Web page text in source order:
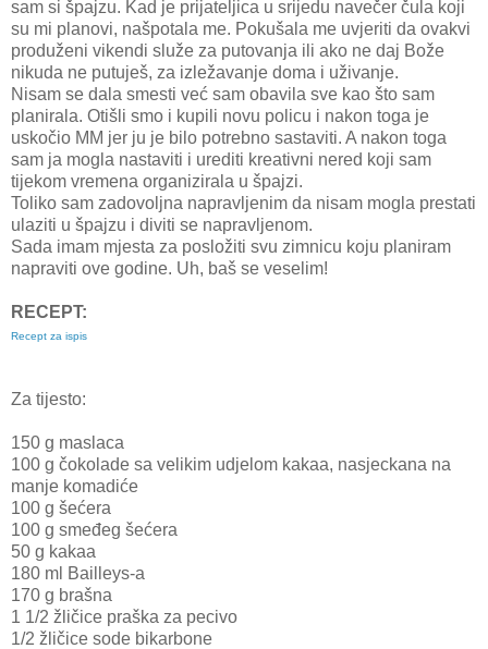
sam si špajzu. Kad je prijateljica u srijedu navečer čula koji
su mi planovi, našpotala me. Pokušala me uvjeriti da ovakvi
produženi vikendi služe za putovanja ili ako ne daj Bože
nikuda ne putuješ, za izležavanje doma i uživanje.
Nisam se dala smesti već sam obavila sve kao što sam
planirala. Otišli smo i kupili novu policu i nakon toga je
uskočio MM jer ju je bilo potrebno sastaviti. A nakon toga
sam ja mogla nastaviti i urediti kreativni nered koji sam
tijekom vremena organizirala u špajzi.
Toliko sam zadovoljna napravljenim da nisam mogla prestati
ulaziti u špajzu i diviti se napravljenom.
Sada imam mjesta za posložiti svu zimnicu koju planiram
napraviti ove godine. Uh, baš se veselim!
RECEPT:
Recept za ispis
Za tijesto:
150 g maslaca
100 g čokolade sa velikim udjelom kakaa, nasjeckana na
manje komadiće
100 g šećera
100 g smeđeg šećera
50 g kakaa
180 ml Bailleys-a
170 g brašna
1 1/2 žličice praška za pecivo
1/2 žličice sode bikarbone